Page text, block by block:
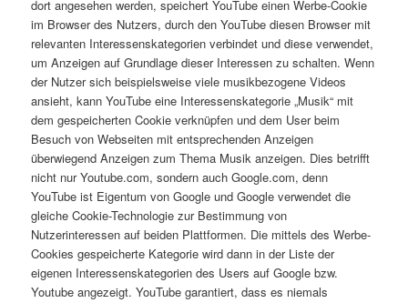
dort angesehen werden, speichert YouTube einen Werbe-Cookie
im Browser des Nutzers, durch den YouTube diesen Browser mit
relevanten Interessenskategorien verbindet und diese verwendet,
um Anzeigen auf Grundlage dieser Interessen zu schalten. Wenn
der Nutzer sich beispielsweise viele musikbezogene Videos
ansieht, kann YouTube eine Interessenskategorie „Musik“ mit
dem gespeicherten Cookie verknüpfen und dem User beim
Besuch von Webseiten mit entsprechenden Anzeigen
überwiegend Anzeigen zum Thema Musik anzeigen. Dies betrifft
nicht nur Youtube.com, sondern auch Google.com, denn
YouTube ist Eigentum von Google und Google verwendet die
gleiche Cookie-Technologie zur Bestimmung von
Nutzerinteressen auf beiden Plattformen. Die mittels des Werbe-
Cookies gespeicherte Kategorie wird dann in der Liste der
eigenen Interessenskategorien des Users auf Google bzw.
Youtube angezeigt. YouTube garantiert, dass es niemals